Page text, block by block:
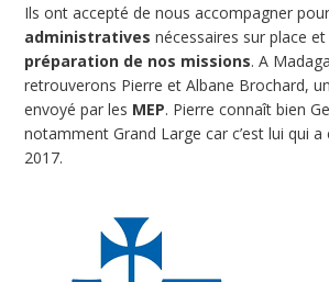
Ils ont accepté de nous accompagner pour
administratives nécessaires sur place
préparation de nos missions. A
retrouverons Pierre et Albane Brochard,
envoyé par les MEP. Pierre connaît bien
notamment Grand Large car c’est lui qui
2017.